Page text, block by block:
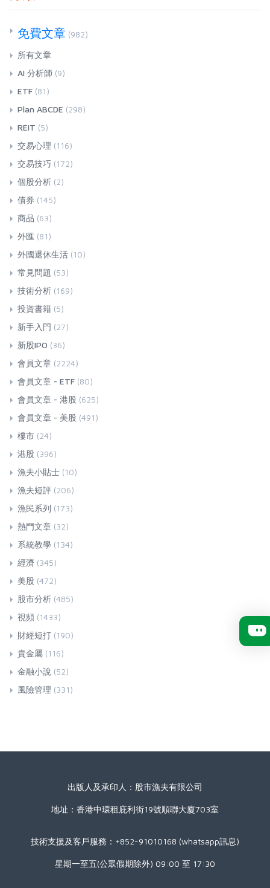
免費文章 (982)
所有文章
AI 分析師 (9)
ETF (81)
Plan ABCDE (298)
REIT (5)
交易心理 (116)
交易技巧 (172)
個股分析 (2)
債券 (145)
商品 (63)
外匯 (81)
外國退休生活 (10)
常見問題 (53)
技術分析 (169)
投資書籍 (5)
新手入門 (27)
新股IPO (36)
會員文章 (2224)
會員文章 - ETF (80)
會員文章 - 港股 (625)
會員文章 - 美股 (491)
樓市 (24)
港股 (396)
漁夫小貼士 (10)
漁夫短評 (206)
漁民系列 (173)
熱門文章 (32)
系統教學 (134)
經濟 (345)
美股 (472)
股市分析 (485)
視頻 (1433)
財經短打 (190)
貴金屬 (116)
金融小說 (52)
風險管理 (331)
出版人及承印人：股市漁夫有限公司
地址：香港中環租庇利街19號順聯大廈703室
技術支援及客戶服務：+852-91010168 (whatsapp訊息)
星期一至五(公眾假期除外) 09:00 至 17:30